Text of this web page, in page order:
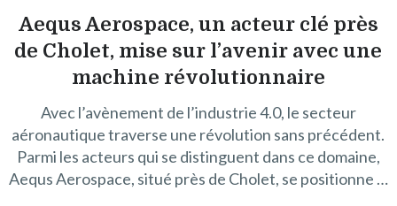
Aequs Aerospace, un acteur clé près
de Cholet, mise sur l’avenir avec une
machine révolutionnaire
Avec l’avènement de l’industrie 4.0, le secteur
aéronautique traverse une révolution sans précédent.
Parmi les acteurs qui se distinguent dans ce domaine,
Aequs Aerospace, situé près de Cholet, se positionne …